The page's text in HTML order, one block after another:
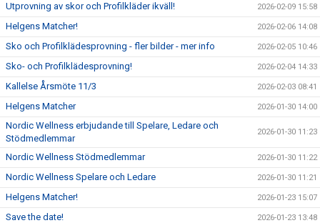
Utprovning av skor och Profilkläder ikväll! 2026-02-09 15:58
Helgens Matcher! 2026-02-06 14:08
Sko och Profilklädesprovning - fler bilder - mer info 2026-02-05 10:46
Sko- och Profilklädesprovning! 2026-02-04 14:33
Kallelse Årsmöte 11/3 2026-02-03 08:41
Helgens Matcher 2026-01-30 14:00
Nordic Wellness erbjudande till Spelare, Ledare och
Stödmedlemmar
2026-01-30 11:23
Nordic Wellness Stödmedlemmar 2026-01-30 11:22
Nordic Wellness Spelare och Ledare 2026-01-30 11:21
Helgens Matcher! 2026-01-23 15:07
Save the date! 2026-01-23 13:48